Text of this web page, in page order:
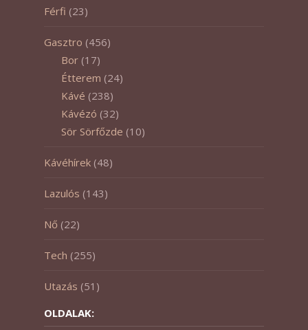
Férfi (23)
Gasztro (456)
Bor (17)
Étterem (24)
Kávé (238)
Kávézó (32)
Sör Sörfőzde (10)
Kávéhírek (48)
Lazulós (143)
Nő (22)
Tech (255)
Utazás (51)
OLDALAK: